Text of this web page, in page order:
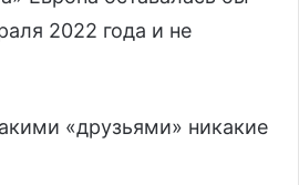
2022 года и не
«друзьями» никакие